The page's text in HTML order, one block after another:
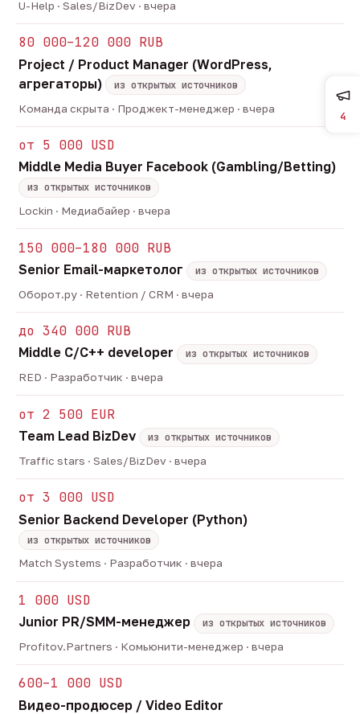
U-Help · Sales/BizDev · вчера
80 000–120 000 RUB
Project / Product Manager (WordPress,
агрегаторы)
из открытых источников
Команда скрыта · Проджект-менеджер · вчера
от 5 000 USD
Middle Media Buyer Facebook (Gambling/Betting)
из открытых источников
Lockin · Медиабайер · вчера
150 000–180 000 RUB
Senior Email-маркетолог
из открытых источников
Оборот.ру · Retention / CRM · вчера
до 340 000 RUB
Middle C/C++ developer
из открытых источников
RED · Разработчик · вчера
от 2 500 EUR
Team Lead BizDev
из открытых источников
Traffic stars · Sales/BizDev · вчера
от 3 000 USD
Senior Backend Developer (Python)
из открытых источников
Match Systems · Разработчик · вчера
1 000 USD
Junior PR/SMM-менеджер
из открытых источников
Profitov.Partners · Комьюнити-менеджер · вчера
600–1 000 USD
Видео-продюсер / Video Editor
4